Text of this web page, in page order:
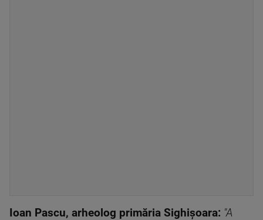
Ioan Pascu, arheolog primăria Sighişoara: "A